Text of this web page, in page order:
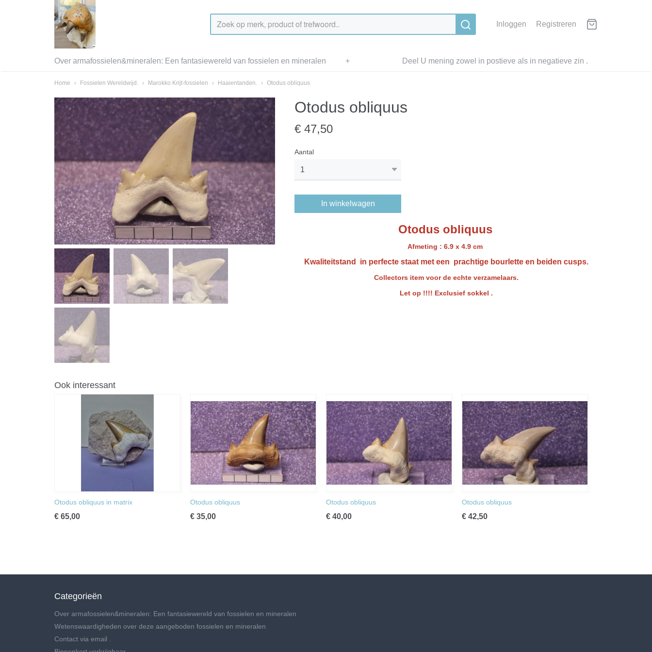
Inloggen Registreren
Deel U mening zowel in postieve als in negatieve zin .
Over armafossielen&mineralen: Een fantasiewereld van fossielen en mineralen +
Home › Fossielen Wereldwijd. › Marokko Krijt-fossielen › Haaientanden. › Otodus obliquus
Otodus obliquus
€ 47,50
Aantal
In winkelwagen
Otodus obliquus
Afmeting : 6.9 x 4.9 cm
Kwaliteitstand in perfecte staat met een prachtige bourlette en beiden cusps.
Collectors item voor de echte verzamelaars.
Let op !!!! Exclusief sokkel .
Ook interessant
Otodus obliquus in matrix
€ 65,00
Otodus obliquus
€ 35,00
Otodus obliquus
€ 40,00
Otodus obliquus
€ 42,50
Categorieën
Over armafossielen&mineralen: Een fantasiewereld van fossielen en mineralen
Wetenswaardigheden over deze aangeboden fossielen en mineralen
Contact via email .